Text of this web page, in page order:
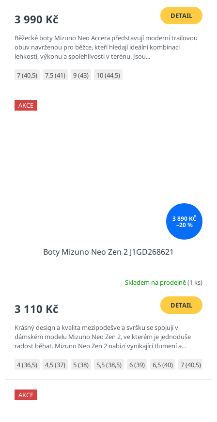
3 990 Kč DETAIL
Běžecké boty Mizuno Neo Accera představují moderní trailovou
obuv navrženou pro běžce, kteří hledají ideální kombinaci
lehkosti, výkonu a spolehlivosti v terénu. Jsou...
7 (40,5) 7,5 (41) 9 (43) 10 (44,5)
AKCE
3 890 KČ
–20 %
Boty Mizuno Neo Zen 2 J1GD268621
Skladem na prodejně(1 ks)
3 110 Kč DETAIL
Krásný design a kvalita mezipodešve a svršku se spojují v
dámském modelu Mizuno Neo Zen 2, ve kterém je jednoduše
radost běhat. Mizuno Neo Zen 2 nabízí vynikající tlumení a...
4 (36,5) 4,5 (37) 5 (38) 5,5 (38,5) 6 (39) 6,5 (40) 7 (40,5)
AKCE